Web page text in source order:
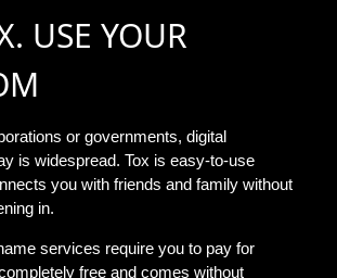
USE YOUR
or governments, digital
is widespread. Tox is easy-to-use
you with friends and family without
in.
services require you to pay for
free and comes without